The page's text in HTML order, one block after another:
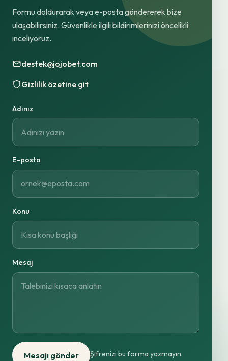
Formu doldurarak veya e-posta göndererek bize
ulaşabilirsiniz. Güvenlikle ilgili bildirimlerinizi öncelikli
inceliyoruz.
destek@jojobet.com
Gizlilik özetine git
Adınız
E-posta
Konu
Mesaj
Mesajı gönder Şifrenizi bu forma yazmayın.